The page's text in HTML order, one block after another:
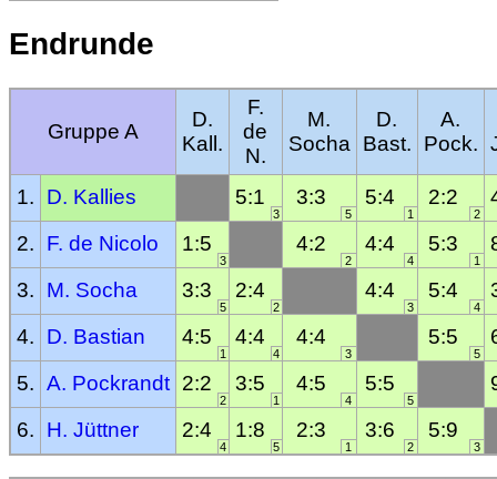
Endrunde
Gruppe A
D.
Kall.
F.
de
N.
M.
Socha
D.
Bast.
A.
Pock.
1. D. Kallies 5:1 3:3 5:4 2:2
3 5 1 2
2. F. de Nicolo 1:5 4:2 4:4 5:3
3 2 4 1
3. M. Socha 3:3 2:4 4:4 5:4
5 2 3 4
4. D. Bastian 4:5 4:4 4:4 5:5
1 4 3 5
5. A. Pockrandt 2:2 3:5 4:5 5:5
2 1 4 5
6. H. Jüttner 2:4 1:8 2:3 3:6 5:9
4 5 1 2 3